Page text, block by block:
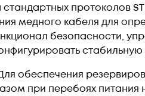
протоколов
медного кабеля для
безопасности,
обеспечения
при перебоях питания